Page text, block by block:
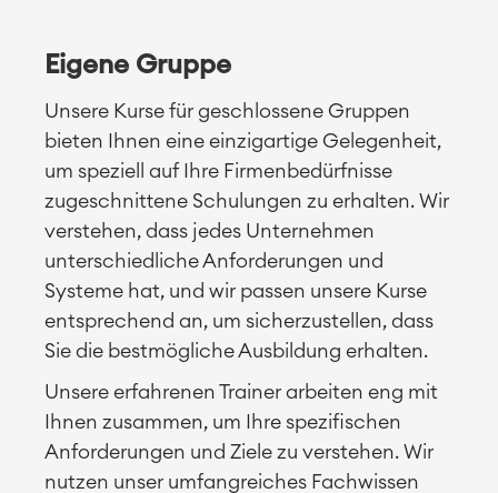
Eigene Gruppe
Unsere Kurse für geschlossene Gruppen
bieten Ihnen eine einzigartige Gelegenheit,
um speziell auf Ihre Firmenbedürfnisse
zugeschnittene Schulungen zu erhalten. Wir
verstehen, dass jedes Unternehmen
unterschiedliche Anforderungen und
Systeme hat, und wir passen unsere Kurse
entsprechend an, um sicherzustellen, dass
Sie die bestmögliche Ausbildung erhalten.
Unsere erfahrenen Trainer arbeiten eng mit
Ihnen zusammen, um Ihre spezifischen
Anforderungen und Ziele zu verstehen. Wir
nutzen unser umfangreiches Fachwissen